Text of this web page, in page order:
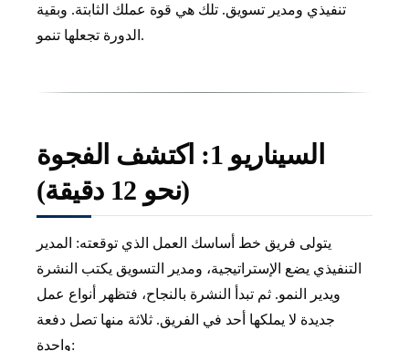
تنفيذي ومدير تسويق. تلك هي قوة عملك الثابتة. وبقية
الدورة تجعلها تنمو.
السيناريو 1: اكتشف الفجوة
(نحو 12 دقيقة)
يتولى فريق خط أساسك العمل الذي توقعته: المدير
التنفيذي يضع الإستراتيجية، ومدير التسويق يكتب النشرة
ويدير النمو. ثم تبدأ النشرة بالنجاح، فتظهر أنواع عمل
جديدة لا يملكها أحد في الفريق. ثلاثة منها تصل دفعة
واحدة: